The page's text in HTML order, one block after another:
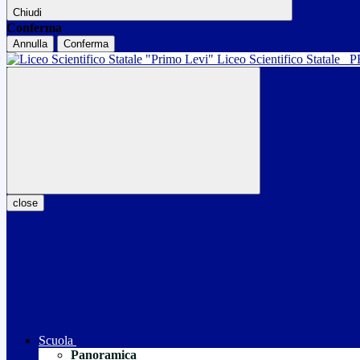
Chiudi
Conferma
Annulla Conferma
Liceo Scientifico Statale
close
Scuola
Panoramica